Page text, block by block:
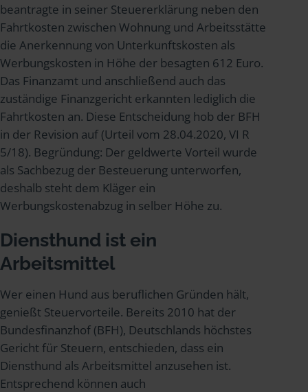
beantragte in seiner Steuererklärung neben den
Fahrtkosten zwischen Wohnung und Arbeitsstätte
die Anerkennung von Unterkunftskosten als
Werbungskosten in Höhe der besagten 612 Euro.
Das Finanzamt und anschließend auch das
zuständige Finanzgericht erkannten lediglich die
Fahrtkosten an. Diese Entscheidung hob der BFH
in der Revision auf (Urteil vom 28.04.2020, VI R
5/18). Begründung: Der geldwerte Vorteil wurde
als Sachbezug der Besteuerung unterworfen,
deshalb steht dem Kläger ein
Werbungskostenabzug in selber Höhe zu.
Diensthund ist ein
Arbeitsmittel
Wer einen Hund aus beruflichen Gründen hält,
genießt Steuervorteile. Bereits 2010 hat der
Bundesfinanzhof (BFH), Deutschlands höchstes
Gericht für Steuern, entschieden, dass ein
Diensthund als Arbeitsmittel anzusehen ist.
Entsprechend können auch